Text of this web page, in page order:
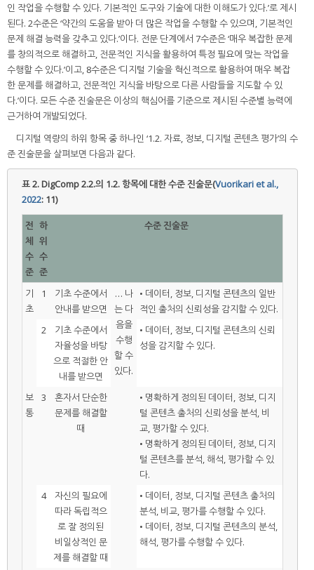
인 작업을 수행할 수 있다. 기본적인 도구와 기술에 대한 이해도가 있다.’로 제시
된다. 2수준은 ‘약간의 도움을 받아 더 많은 작업을 수행할 수 있으며, 기본적인
문제 해결 능력을 갖추고 있다.’이다. 전문 단계에서 7수준은 ‘매우 복잡한 문제
를 창의적으로 해결하고, 전문적인 지식을 활용하여 특정 필요에 맞는 작업을
수행할 수 있다.’이고, 8수준은 ‘디지털 기술을 혁신적으로 활용하여 매우 복잡
한 문제를 해결하고, 전문적인 지식을 바탕으로 다른 사람들을 지도할 수 있
다.’이다. 모든 수준 진술문은 이상의 핵심어를 기준으로 제시된 수준별 능력에
근거하여 개발되었다.
디지털 역량의 하위 항목 중 하나인 ‘1.2. 자료, 정보, 디지털 콘텐츠 평가’의 수
준 진술문을 살펴보면 다음과 같다.
표 2.DigComp 2.2.의 1.2. 항목에 대한 수준 진술문(Vuorikari et al.,
2022: 11)
전
체
수
준
하
위
수
준
수준 진술문
기
초
1
기초 수준에서
안내를 받으면
… 나
는 다
음을
수행
할 수
있다.
• 데이터, 정보, 디지털 콘텐츠의 일반
적인 출처의 신뢰성을 감지할 수 있다.
2
기초 수준에서
자율성을 바탕
으로 적절한 안
내를 받으면
• 데이터, 정보, 디지털 콘텐츠의 신뢰
성을 감지할 수 있다.
보
통
3
혼자서 단순한
문제를 해결할
때
• 명확하게 정의된 데이터, 정보, 디지
털 콘텐츠 출처의 신뢰성을 분석, 비
교, 평가할 수 있다.
• 명확하게 정의된 데이터, 정보, 디지
털 콘텐츠를 분석, 해석, 평가할 수 있
다.
4
자신의 필요에
따라 독립적으
로 잘 정의된
비일상적인 문
제를 해결할 때
• 데이터, 정보, 디지털 콘텐츠 출처의
분석, 비교, 평가를 수행할 수 있다.
• 데이터, 정보, 디지털 콘텐츠의 분석,
해석, 평가를 수행할 수 있다.